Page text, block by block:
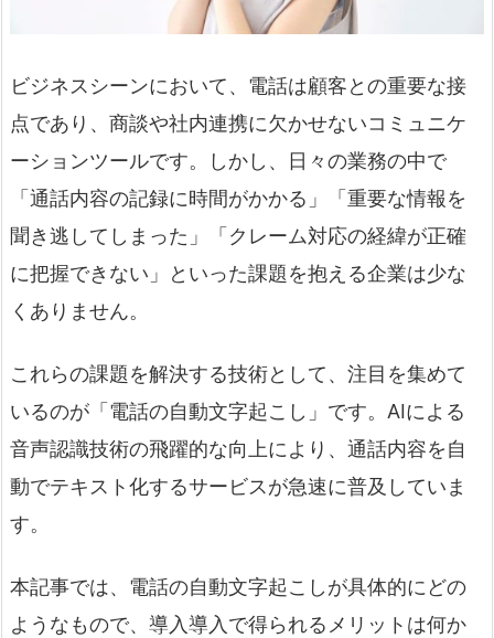
ビジネスシーンにおいて、電話は顧客との重要な接
点であり、商談や社内連携に欠かせないコミュニケ
ーションツールです。しかし、日々の業務の中で
「通話内容の記録に時間がかかる」「重要な情報を
聞き逃してしまった」「クレーム対応の経緯が正確
に把握できない」といった課題を抱える企業は少な
くありません。
これらの課題を解決する技術として、注目を集めて
いるのが「電話の自動文字起こし」です。AIによる
音声認識技術の飛躍的な向上により、通話内容を自
動でテキスト化するサービスが急速に普及していま
す。
本記事では、電話の自動文字起こしが具体的にどの
ようなもので、導入導入で得られるメリットは何か